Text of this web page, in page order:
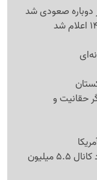
حقانیت و
رکوردشکنی تاریخی بورس؛ شاخص کل وارد کانال 5.5 میلیون